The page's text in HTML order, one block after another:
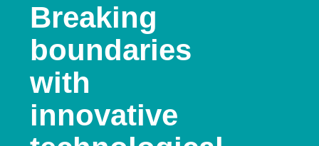
Breaking
boundaries
with
innovative